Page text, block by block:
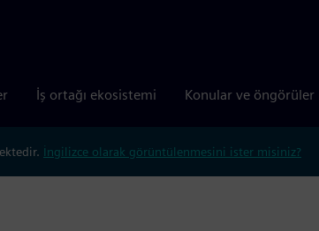
İş ortağı ekosistemi Konular ve öngörüler
İngilizce olarak görüntülenmesini ister misiniz?